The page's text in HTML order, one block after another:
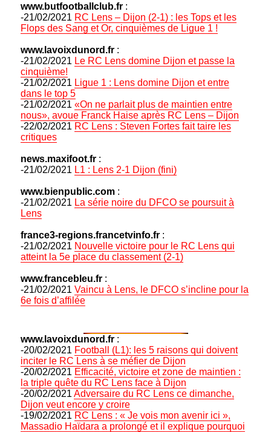
www.butfootballclub.fr :
-21/02/2021 RC Lens – Dijon (2-1) : les Tops et les
Flops des Sang et Or, cinquièmes de Ligue 1 !
www.lavoixdunord.fr :
-21/02/2021 Le RC Lens domine Dijon et passe la
cinquième!
-21/02/2021 Ligue 1 : Lens domine Dijon et entre
dans le top 5
-21/02/2021«On ne parlait plus de maintien entre
nous», avoue Franck Haise après RC Lens – Dijon
-22/02/2021 RC Lens : Steven Fortes fait taire les
critiques
news.maxifoot.fr :
-21/02/2021 L1 : Lens 2-1 Dijon (fini)
www.bienpublic.com :
-21/02/2021 La série noire du DFCO se poursuit à
Lens
france3-regions.francetvinfo.fr :
-21/02/2021 Nouvelle victoire pour le RC Lens qui
atteint la 5e place du classement (2-1)
www.francebleu.fr :
-21/02/2021Vaincu à Lens, le DFCO s’incline pour la
6e fois d’affilée
www.lavoixdunord.fr :
-20/02/2021 Football (L1): les 5 raisons qui doivent
inciter le RC Lens à se méfier de Dijon
-20/02/2021 Efficacité, victoire et zone de maintien :
la triple quête du RC Lens face à Dijon
-20/02/2021Adversaire du RC Lens ce dimanche,
Dijon veut encore y croire
-19/02/2021 RC Lens : « Je vois mon avenir ici »,
Massadio Haïdara a prolongé et il explique pourquoi